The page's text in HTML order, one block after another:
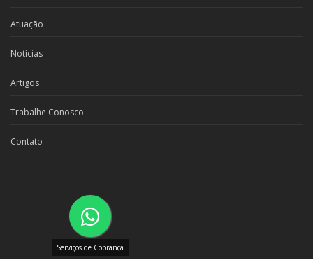
Atuação
Notícias
Artigos
Trabalhe Conosco
Contato
Serviços de Cobrança